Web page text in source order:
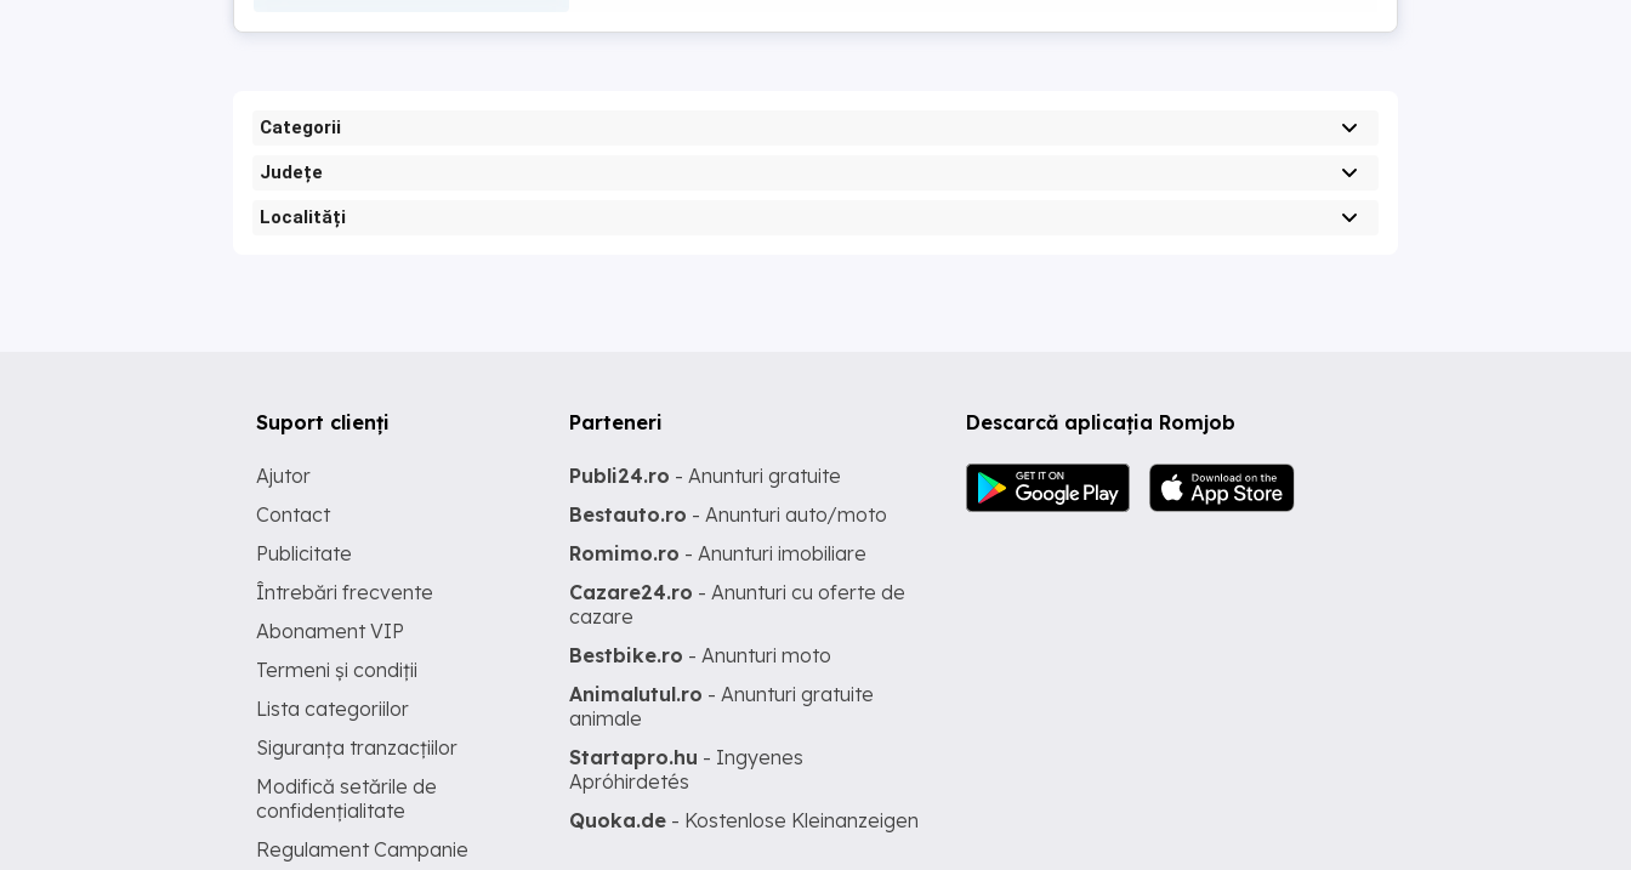
Categorii
Județe
Localități
Descarcă aplicația Romjob
Suport clienți
Ajutor
Contact
Publicitate
Întrebări frecvente
Abonament VIP
Termeni și condiții
Lista categoriilor
Siguranța tranzacțiilor
Modifică setările de
confidențialitate
Regulament Campanie
Parteneri
Publi24.ro - Anunturi gratuite
Bestauto.ro - Anunturi auto/moto
Romimo.ro - Anunturi imobiliare
Cazare24.ro - Anunturi cu oferte de
cazare
Bestbike.ro - Anunturi moto
Animalutul.ro - Anunturi gratuite
animale
Startapro.hu - Ingyenes
Apróhirdetés
Quoka.de - Kostenlose Kleinanzeigen